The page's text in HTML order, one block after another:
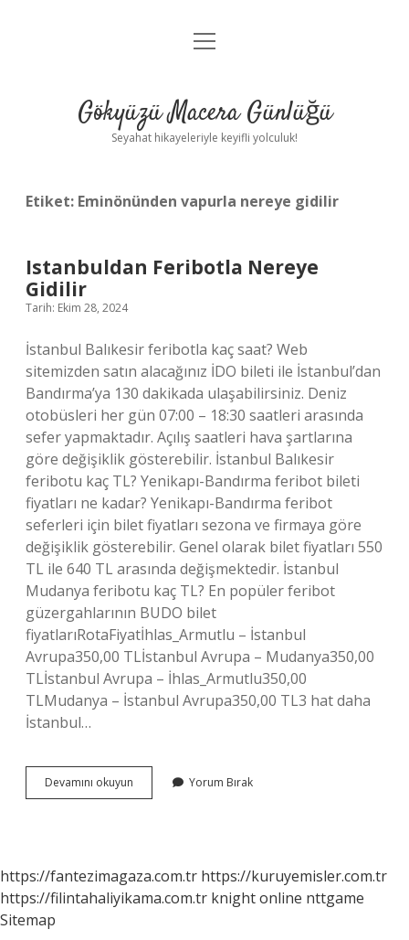
Anasayfa
Yasal Uyarı
menüyü
Gökyüzü Macera Günlüğü
Seyahat hikayeleriyle keyifli yolculuk!
Etiket: Eminönünden vapurla nereye gidilir
Istanbuldan Feribotla Nereye
Gidilir
Tarih: Ekim 28, 2024
İstanbul Balıkesir feribotla kaç saat? Web
sitemizden satın alacağınız İDO bileti ile İstanbul’dan
Bandırma’ya 130 dakikada ulaşabilirsiniz. Deniz
otobüsleri her gün 07:00 – 18:30 saatleri arasında
sefer yapmaktadır. Açılış saatleri hava şartlarına
göre değişiklik gösterebilir. İstanbul Balıkesir
feribotu kaç TL? Yenikapı-Bandırma feribot bileti
fiyatları ne kadar? Yenikapı-Bandırma feribot
seferleri için bilet fiyatları sezona ve firmaya göre
değişiklik gösterebilir. Genel olarak bilet fiyatları 550
TL ile 640 TL arasında değişmektedir. İstanbul
Mudanya feribotu kaç TL? En popüler feribot
güzergahlarının BUDO bilet
fiyatlarıRotaFiyatİhlas_Armutlu – İstanbul
Avrupa350,00 TLİstanbul Avrupa – Mudanya350,00
TLİstanbul Avrupa – İhlas_Armutlu350,00
TLMudanya – İstanbul Avrupa350,00 TL3 hat daha
İstanbul…
Devamını okuyun Istanbuldan
Feribotla
Yorum Bırak
https://fantezimagaza.com.tr https://kuruyemisler.com.tr
https://filintahaliyikama.com.tr knight online nttgame
Sitemap